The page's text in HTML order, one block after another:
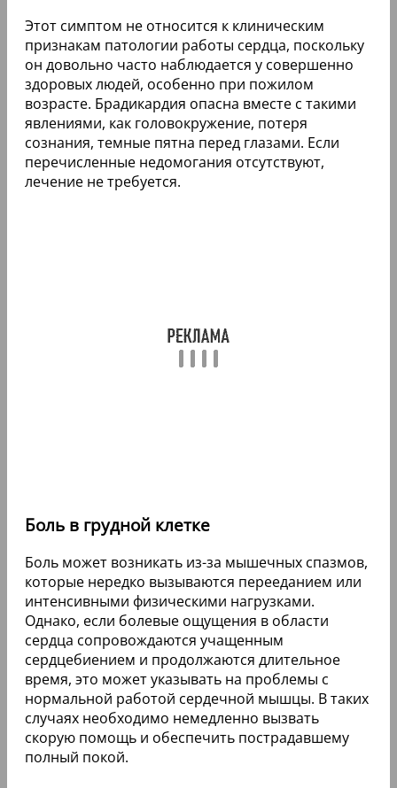
Этот симптом не относится к клиническим
признакам патологии работы сердца, поскольку
он довольно часто наблюдается у совершенно
здоровых людей, особенно при пожилом
возрасте. Брадикардия опасна вместе с такими
явлениями, как головокружение, потеря
сознания, темные пятна перед глазами. Если
перечисленные недомогания отсутствуют,
лечение не требуется.
Боль в грудной клетке
Боль может возникать из-за мышечных спазмов,
которые нередко вызываются перееданием или
интенсивными физическими нагрузками.
Однако, если болевые ощущения в области
сердца сопровождаются учащенным
сердцебиением и продолжаются длительное
время, это может указывать на проблемы с
нормальной работой сердечной мышцы. В таких
случаях необходимо немедленно вызвать
скорую помощь и обеспечить пострадавшему
полный покой.